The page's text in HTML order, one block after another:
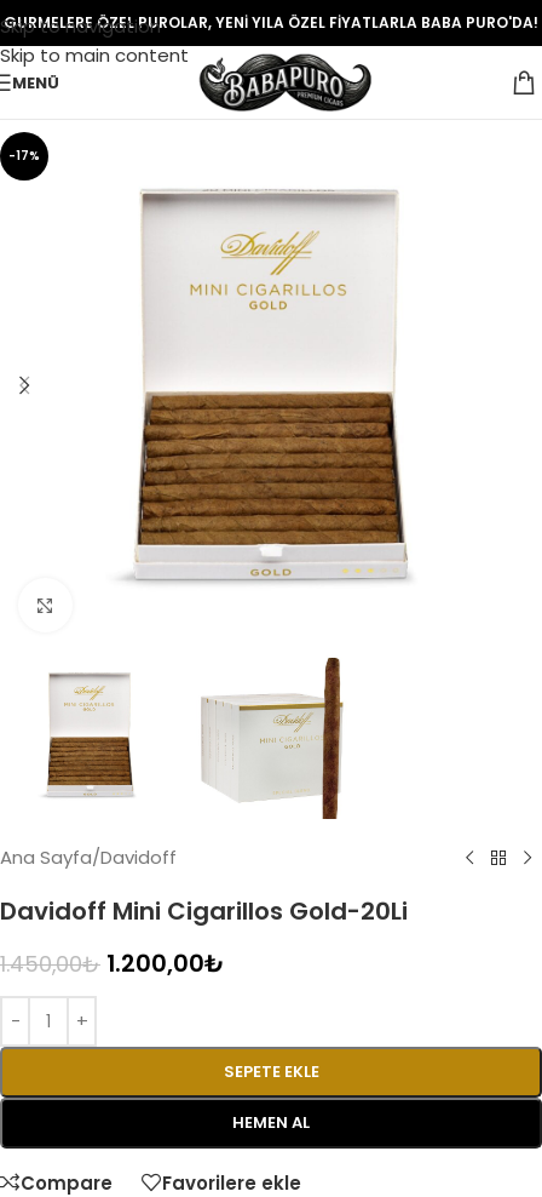
Skip to navigation
Skip to main content
GURMELERE ÖZEL PUROLAR, YENİ YILA ÖZEL FİYATLARLA BABA PURO'DA!
MENÜ
-17%
Ana Sayfa/Davidoff
Davidoff Mini Cigarillos Gold-20Li
1.450,00₺ 1.200,00₺
SEPETE EKLE
HEMEN AL
Compare Favorilere ekle